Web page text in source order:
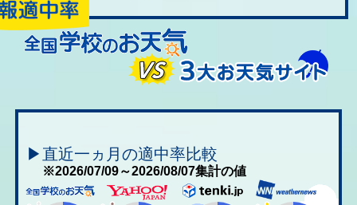
▶直近一ヵ月の適中率比較
※2026/07/09～2026/08/07集計の値